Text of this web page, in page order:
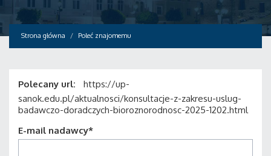
Strona główna Poleć znajomemu
Polecany url:
https://up-
sanok.edu.pl/aktualnosci/konsultacje-z-zakresu-uslug-
badawczo-doradczych-bioroznorodnosc-2025-1202.html
E-mail nadawcy*